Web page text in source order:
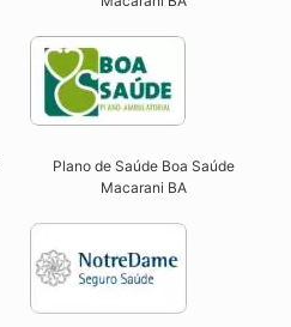
Plano de Saúde Boa Saúde
Macarani BA​